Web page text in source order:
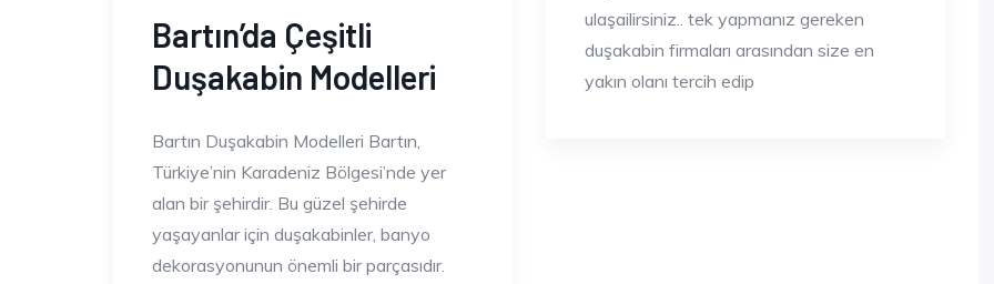
Bartın’da Çeşitli
Duşakabin Modelleri
Bartın Duşakabin Modelleri Bartın,
Türkiye’nin Karadeniz Bölgesi’nde yer
alan bir şehirdir. Bu güzel şehirde
yaşayanlar için duşakabinler, banyo
dekorasyonunun önemli bir parçasıdır.
ulaşailirsiniz.. tek yapmanız gereken
duşakabin firmaları arasından size en
yakın olanı tercih edip